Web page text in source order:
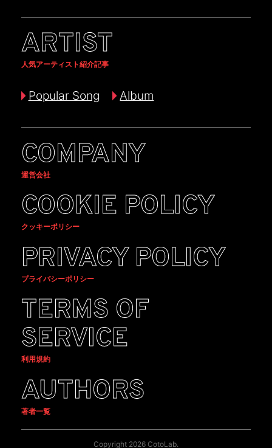
ARTIST
人気アーティスト紹介記事
Popular Song Album
COMPANY
運営会社
COOKIE POLICY
クッキーポリシー
PRIVACY POLICY
プライバシーポリシー
TERMS OF
SERVICE
利用規約
AUTHORS
著者一覧
Copyright 2026 CotoLab.